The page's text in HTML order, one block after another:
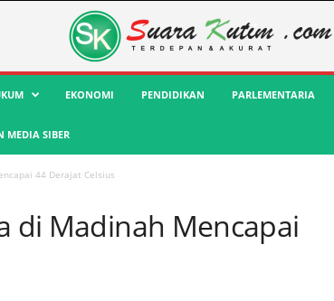
EKONOMI PENDIDIKAN PARLEMENTARIA
MEDIA SIBER
44 Derajat Celsius
di Madinah Mencapai